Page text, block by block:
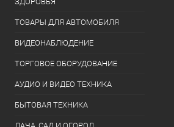
ТОВАРЫ ДЛЯ АВТОМОБИЛЯ
ВИДЕОНАБЛЮДЕНИЕ
ТОРГОВОЕ ОБОРУДОВАНИЕ
АУДИО И ВИДЕО ТЕХНИКА
БЫТОВАЯ ТЕХНИКА